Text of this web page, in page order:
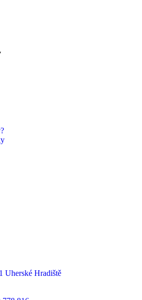
Uherské Hradiště